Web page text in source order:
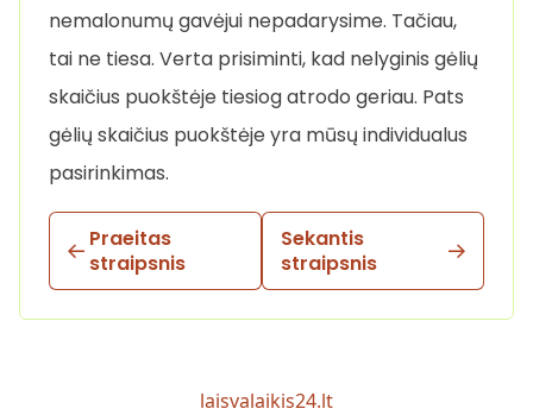
nemalonumų gavėjui nepadarysime. Tačiau,
tai ne tiesa. Verta prisiminti, kad nelyginis gėlių
skaičius puokštėje tiesiog atrodo geriau. Pats
gėlių skaičius puokštėje yra mūsų individualus
pasirinkimas.
Praeitas
straipsnis
Sekantis
straipsnis
laisvalaikis24.lt